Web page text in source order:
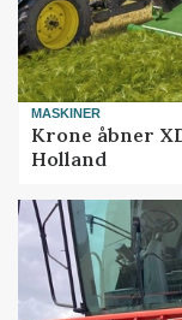
MASKINER
Krone åbner
Holland